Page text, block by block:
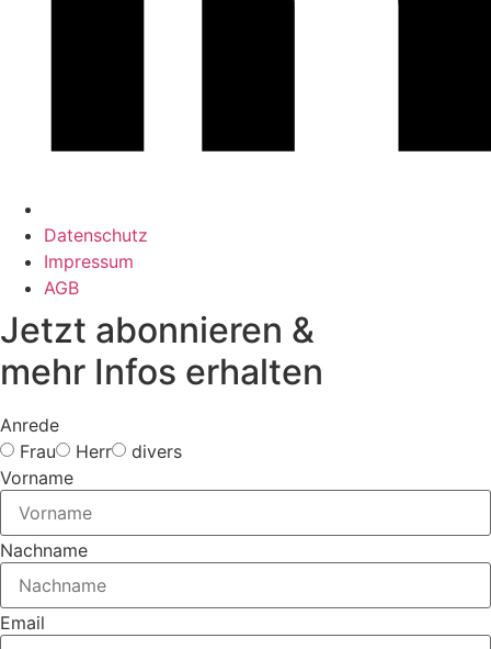
Datenschutz
Impressum
AGB
Jetzt abonnieren &
mehr Infos erhalten
Anrede
Frau
Herr
divers
Vorname
Nachname
Email